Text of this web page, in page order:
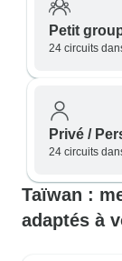
Petit
24 circuits
Privé /
24 circuits
Taïwan :
adaptés à